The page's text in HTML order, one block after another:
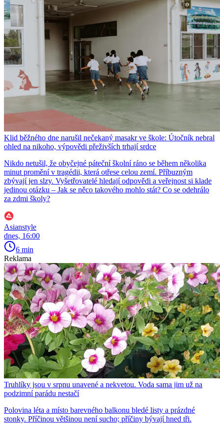
Klid běžného dne narušil nečekaný masakr ve škole: Útočník nebral
ohled na nikoho, výpovědi přeživších trhají srdce
Nikdo netušil, že obyčejné páteční školní ráno se během několika
minut promění v tragédii, která otřese celou zemí. Příbuzným
zbývají jen slzy. Vyšetřovatelé hledají odpovědi a veřejnost si klade
jedinou otázku – Jak se něco takového mohlo stát? Co se odehrálo
za zdmi školy?
Asianstyle
dnes, 16:00
6 min
Reklama
Truhlíky jsou v srpnu unavené a nekvetou. Voda sama jim už na
podzimní parádu nestačí
Polovina léta a místo barevného balkonu bledé listy a prázdné
stonky. Příčinou většinou není sucho; příčiny bývají hned tři.